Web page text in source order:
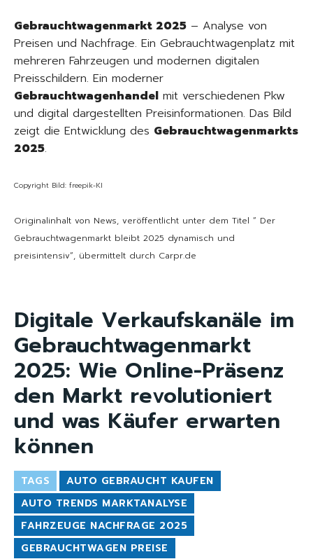
Gebrauchtwagenmarkt 2025 – Analyse von
Preisen und Nachfrage. Ein Gebrauchtwagenplatz mit
mehreren Fahrzeugen und modernen digitalen
Preisschildern. Ein moderner
Gebrauchtwagenhandel mit verschiedenen Pkw
und digital dargestellten Preisinformationen. Das Bild
zeigt die Entwicklung des Gebrauchtwagenmarkts
2025.
Copyright Bild: freepik-KI
Originalinhalt von News, veröffentlicht unter dem Titel “ Der
Gebrauchtwagenmarkt bleibt 2025 dynamisch und
preisintensiv“, übermittelt durch Carpr.de
Digitale Verkaufskanäle im
Gebrauchtwagenmarkt
2025: Wie Online-Präsenz
den Markt revolutioniert
und was Käufer erwarten
können
TAGS
AUTO GEBRAUCHT KAUFEN
AUTO TRENDS MARKTANALYSE
FAHRZEUGE NACHFRAGE 2025
GEBRAUCHTWAGEN PREISE